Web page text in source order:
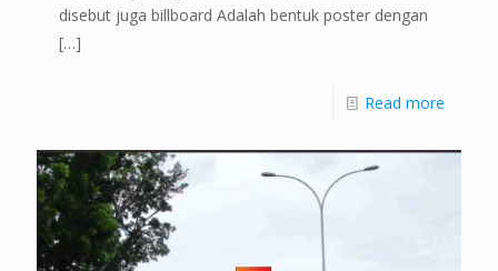
disebut juga billboard Adalah bentuk poster dengan
[…]
Read more